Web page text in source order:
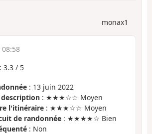
monax1
: 3.3 / 5
: 13 juin 2022
: ★★★☆☆ Moyen
l'itinéraire : ★★★☆☆ Moyen
de randonnée : ★★★★☆ Bien
: Non